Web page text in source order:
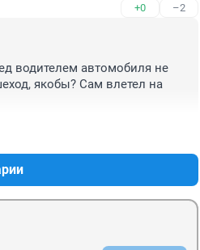
+0 –2
водителем автомобиля не
якобы? Сам влетел на